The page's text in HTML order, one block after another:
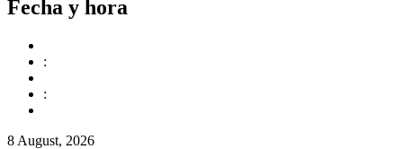
Fecha y hora
:
:
8 August, 2026